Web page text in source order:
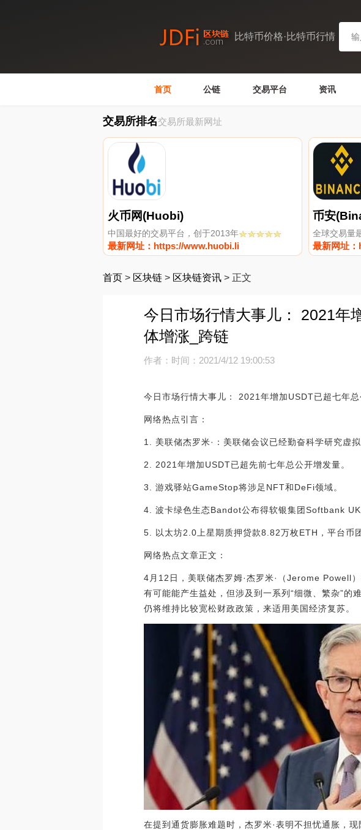
比特币价格·比特币行情
首页 公链 交易平台 资讯
交易所排名交易所最新网址
火币网(Huobi)
中国最好的交易平台，创于2013年
最新网址：https://www.huobi.li
币安
全球交易量
最新网址
首页 > 区块链 > 区块链资讯 > 正文
今日市场行情大事儿： 2021年
体增涨_跨链
作者： 时间：2021/4/12 19:00:53
今日市场行情大事儿： 2021年增加USDT已超七年
网络热点引言：
1. 美联储杰罗米·：美联储会议已经勤奋科学研究虚拟
2. 2021年增加USDT已超先前七年总公开增发量。
3. 游戏驿站GameStop将涉足NFT和DeFi领域。
4. 波卡绿色生态Bandot公布得软银集团Softbank UK
5. 以太坊2.0上星期质押贷款8.82万枚ETH，平台币
网络热点文章正文：
4月12日，美联储杰罗姆·杰罗米·（Jerome Powell
有可能能产生益处，但涉及到一系列“细微、繁杂”
仍将维持比较宽松财政政策，来适用美国经济复苏。
在提到通货膨胀难题时，杰罗米·表明不担忧通胀，